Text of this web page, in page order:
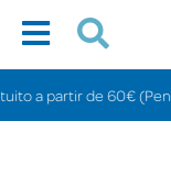
partir de 60€